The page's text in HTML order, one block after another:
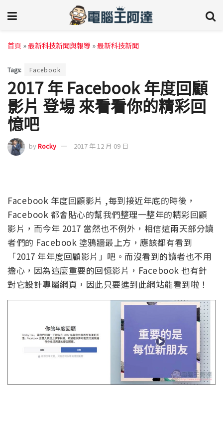
首頁 »最新科技新聞與報導 »最新科技新聞
Tags: Facebook
2017 年 Facebook 年度回顧
影片 登場 來看看你的精彩回
憶吧
byRocky 2017 年 12 月 09 日
Facebook 年度回顧影片 ,每到接近年底的時後，
Facebook 都會貼心的幫我們整理一整年的精彩回顧
影片，而今年 2017 當然也不例外，相信這兩天部分讀
者們的 Facebook 塗鴉牆最上方，應該都有看到
「2017 年年度回顧影片」吧。而沒看到的讀者也不用
擔心，因為這麼重要的回憶影片，Facebook 也有針
對它設計專屬網頁，因此只要進到此網站能看到啦！